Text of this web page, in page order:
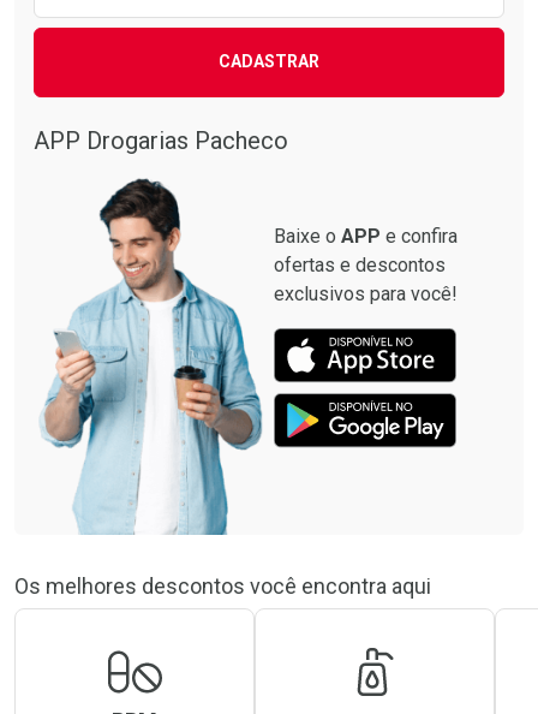
CADASTRAR
APP Drogarias Pacheco
Baixe o APP e confira
ofertas e descontos
exclusivos para você!
Os melhores descontos você encontra aqui